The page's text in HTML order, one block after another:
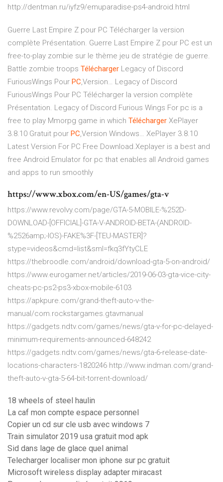
http://dentman.ru/iyfz9/emuparadise-ps4-android.html
Guerre Last Empire Z pour PC Télécharger la version
complète Présentation. Guerre Last Empire Z pour PC est un
free-to-play zombie sur le thème jeu de stratégie de guerre.
Battle zombie troops Télécharger Legacy of Discord
FuriousWings Pour PC,Version… Legacy of Discord
FuriousWings Pour PC Télécharger la version complète
Présentation. Legacy of Discord Furious Wings For pc is a
free to play Mmorpg game in which Télécharger XePlayer
3.8.10 Gratuit pour PC,Version Windows… XePlayer 3.8.10
Latest Version For PC Free Download.Xeplayer is a best and
free Android Emulator for pc that enables all Android games
and apps to run smoothly
https://www.xbox.com/en-US/games/gta-v
https://www.revolvy.com/page/GTA-5-MOBILE-%252D-
DOWNLOAD-[OFFICIAL]-GTA-V-ANDROID-BETA-(ANDROID-
%2526amp;-IOS)-FAKE%3F-[TEU-MASTER]?
stype=videos&cmd=list&sml=fkq3fYtyCLE
https://thebroodle.com/android/download-gta-5-on-android/
https://www.eurogamer.net/articles/2019-06-03-gta-vice-city-
cheats-pc-ps2-ps3-xbox-mobile-6103
https://apkpure.com/grand-theft-auto-v-the-
manual/com.rockstargames.gtavmanual
https://gadgets.ndtv.com/games/news/gta-v-for-pc-delayed-
minimum-requirements-announced-648242
https://gadgets.ndtv.com/games/news/gta-6-release-date-
locations-characters-1820246 http://www.indman.com/grand-
theft-auto-v-gta-5-64-bit-torrent-download/
18 wheels of steel haulin
La caf mon compte espace personnel
Copier un cd sur cle usb avec windows 7
Train simulator 2019 usa gratuit mod apk
Sid dans lage de glace quel animal
Telecharger localiser mon iphone sur pc gratuit
Microsoft wireless display adapter miracast